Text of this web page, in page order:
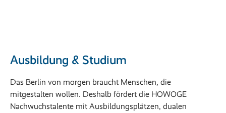
Ausbildung & Studium
Das Berlin von morgen braucht Menschen, die
mitgestalten wollen. Deshalb fördert die HOWOGE
Nachwuchstalente mit Ausbildungsplätzen, dualen